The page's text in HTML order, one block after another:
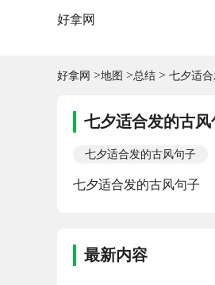
好拿网
好拿网 >地图 >总结 > 七夕适
七夕适合发的古风
七夕适合发的古风句子
七夕适合发的古风句子
最新内容